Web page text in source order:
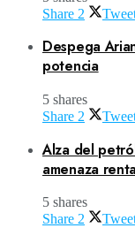
Share 2
Despega
potencia
5 shares
Share 2
Alza del
amenaza
5 shares
Share 2